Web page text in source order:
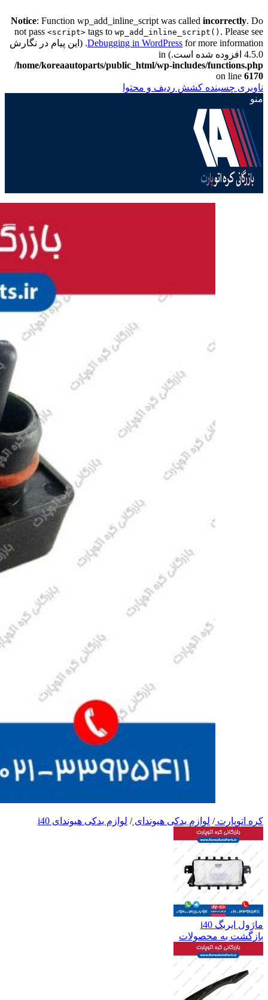
Notice: Function wp_add_inline_script was called incorrectly. Do
not pass <script> tags to wp_add_inline_script() . Please see
Debugging in WordPressfor more information. (این پیام در نگارش
4.5.0 افزوده شده است.) in
/home/koreaautoparts/public_html/wp-includes/functions.php
on line 6170
ناوبری چسبنده کشش ردیف و محتوا
منو
کره اتوپارت/ لوازم یدکی هیوندای/ لوازم یدکی هیوندای i40
ماژول ایربگ i40
بازگشت به محصولات